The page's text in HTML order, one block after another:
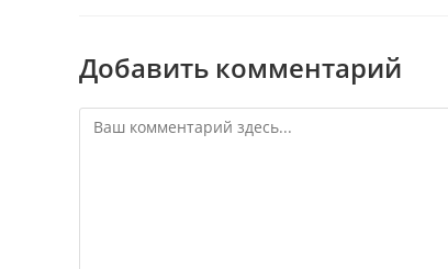
Добавить комментарий